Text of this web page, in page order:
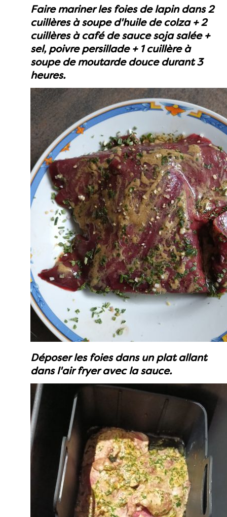
Faire mariner les foies de lapin dans 2
cuillères à soupe d'huile de colza + 2
cuillères à café de sauce soja salée +
sel, poivre persillade + 1 cuillère à
soupe de moutarde douce durant 3
heures.
Déposer les foies dans un plat allant
dans l'air fryer avec la sauce.